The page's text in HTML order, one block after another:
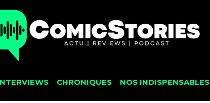
CHRONIQUES NOS INDISPENSABLES